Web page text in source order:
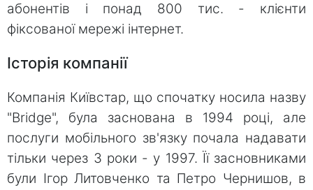
абонентів і понад 800 тис. - клієнти
фіксованої мережі інтернет.
Історія компанії
Компанія Київстар, що спочатку носила назву
"Bridge", була заснована в 1994 році, але
послуги мобільного зв'язку почала надавати
тільки через 3 роки - у 1997. Її засновниками
були Ігор Литовченко та Петро Чернишов, в